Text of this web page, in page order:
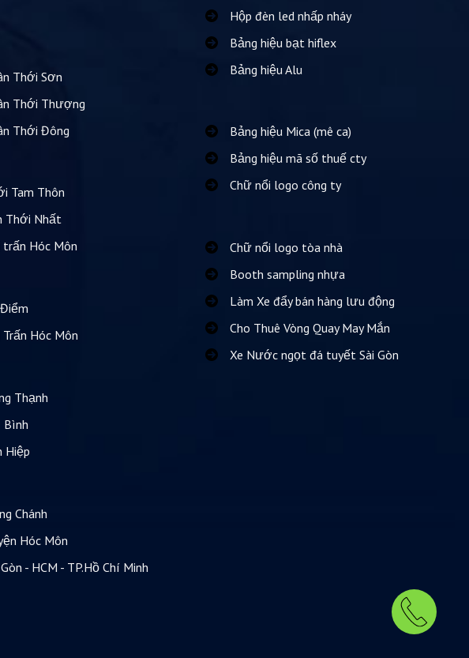
Thới Sơn
Thới Thượng
Thới Đông
Tam Thôn
Thới Nhất
trấn Hóc Môn
Trấn Hóc Môn
Thạnh
Bình
Hiệp
Chánh
Hóc Môn
- HCM - TP.Hồ Chí Minh
Hộp đèn led nhấp nháy
Bảng hiệu bạt hiflex
Bảng hiệu Alu
Bảng hiệu Mica (mê ca)
Bảng hiệu mã số thuế cty
Chữ nổi logo công ty
Chữ nổi logo tòa nhà
Booth sampling nhựa
Làm Xe đẩy bán hàng lưu động
Cho Thuê Vòng Quay May Mắn
Xe Nước ngọt đá tuyết Sài Gòn